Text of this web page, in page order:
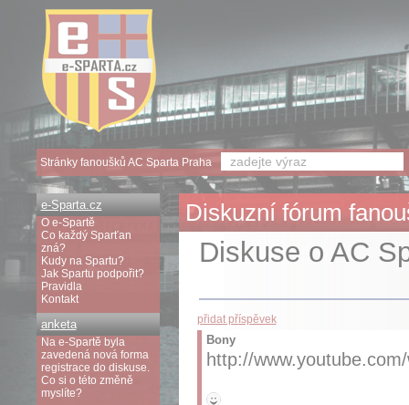
Diskuzní fórum
Diskuse o AC
přidat příspěvek
Bony
http://
e-Sparta.cz
O e-Spartě
Co každý Sparťan
zná?
Kudy na Spartu?
Jak Spartu podpořit?
Pravidla
Kontakt
anketa
Na e-Spartě byla
zavedená nová forma
registrace do diskuse.
Co si o této změně
myslíte?
Stránky fanoušků AC Sparta Praha